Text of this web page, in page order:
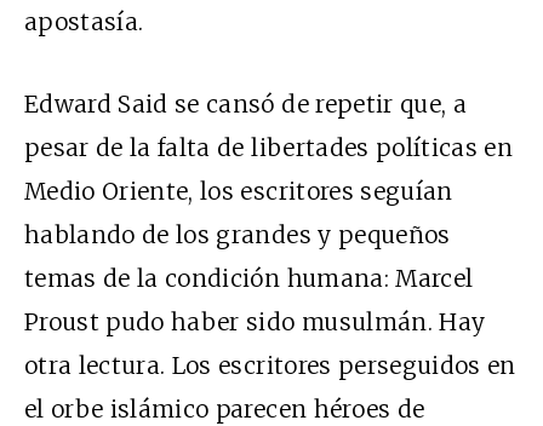
apostasía.
Edward Said se cansó de repetir que, a
pesar de la falta de libertades políticas en
Medio Oriente, los escritores seguían
hablando de los grandes y pequeños
temas de la condición humana: Marcel
Proust pudo haber sido musulmán. Hay
otra lectura. Los escritores perseguidos en
el orbe islámico parecen héroes de